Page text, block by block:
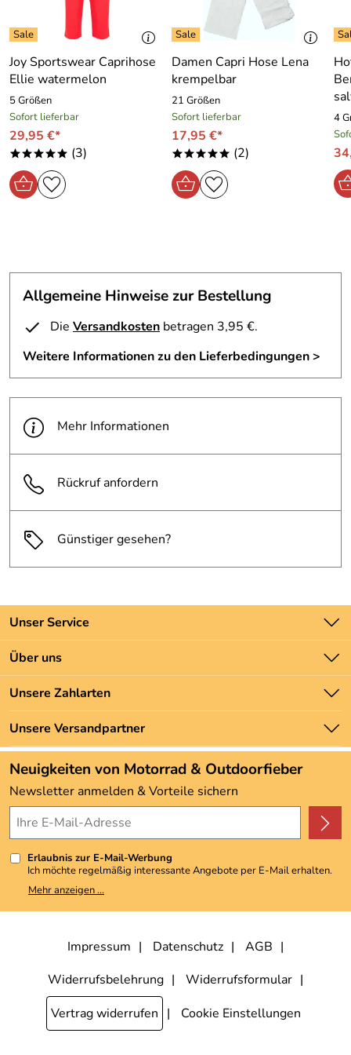
Joy Sportswear Caprihose
Ellie watermelon
5 Größen
Sofort lieferbar
29,95 €*
***** (3)
Damen Capri Hose Lena
krempelbar
21 Größen
Sofort lieferbar
17,95 €*
***** (2)
4
Allgemeine Hinweise zur Bestellung
Die Versandkosten betragen 3,95 €.
Weitere Informationen zu den Lieferbedingungen >
Mehr Informationen
Rückruf anfordern
Günstiger gesehen?
Unser Service
Kontakt
Batteriegesetz
Newsletter
Zahlung und Versand
Über uns
Unsere Bestseller
Marken
Neu
Angebote
Kundenbewertungen (3.493)
4,9/5*****
Unsere Zahlarten
Unsere Versandpartner
Neuigkeiten von Motorrad & Outdoorfieber
Newsletter anmelden & Vorteile sichern
Erlaubnis zur E-Mail-Werbung
Ich möchte regelmäßig interessante Angebote per E-Mail erhalten.
Meine E-Mail-Adresse wird nicht an andere Unternehmen
weitergegeben. Zu statistischen Zwecken wird in anonymer Form
kann ich jederzeit mit Wirkung für die Zukunft widerrufen, indem ich
den Link "Abmelden" am Ende des Newsletters anklicke. Die
Mehr anzeigen ...
Impressum Datenschutz
AGB
Widerrufsbelehrung
Widerrufsformular
Vertrag widerrufen
Cookie Einstellungen